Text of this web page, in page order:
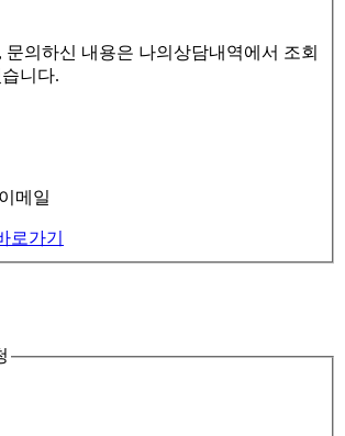
문의하신 내용은 나의상담내역에서 조회
니다.
메일
로가기